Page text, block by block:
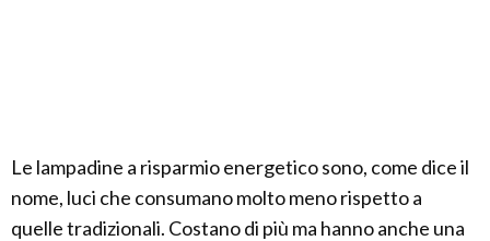
Le lampadine a risparmio energetico sono, come dice il
nome, luci che consumano molto meno rispetto a
quelle tradizionali. Costano di più ma hanno anche una